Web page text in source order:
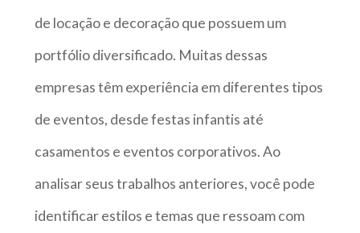
de locação e decoração que possuem um
portfólio diversificado. Muitas dessas
empresas têm experiência em diferentes tipos
de eventos, desde festas infantis até
casamentos e eventos corporativos. Ao
analisar seus trabalhos anteriores, você pode
identificar estilos e temas que ressoam com